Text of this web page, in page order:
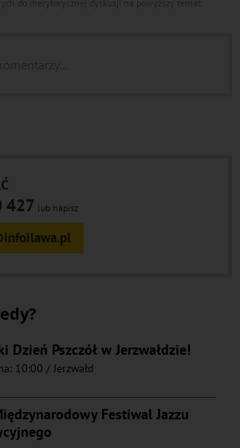
427 lub napisz
Dzień Pszczół w Jerzwałdzie!
10:00 / Jerzwałd
Festiwal Jazzu